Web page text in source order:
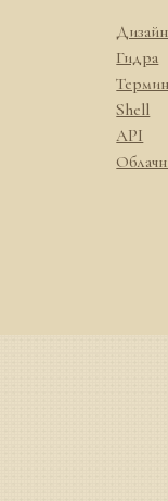
Гидра
Shell
API